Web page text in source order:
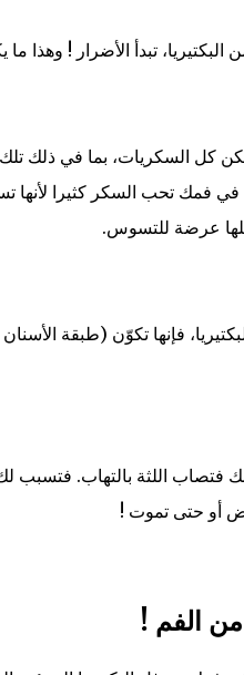
تبدأ الأضرار ! وهذا ما
كل السكريات، بما في ذلك تلك
في فمك تحب السكر كثيرا
عرضة للتسوس.
فإنها تكوّن (طبقة
اللثة بالتهاب. فتسبب لك
أو حتى تموت !
الفم !